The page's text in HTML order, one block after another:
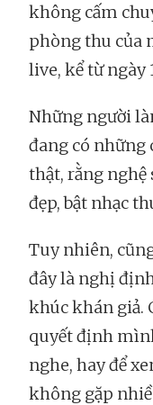
không cấm
phòng thu của
live, kể từ ngày
Những người
đang có những
thật, rằng nghệ
đẹp, bật nhạc
Tuy nhiên,
đây là nghị
khúc khán giả.
quyết định
nghe, hay để
không gặp